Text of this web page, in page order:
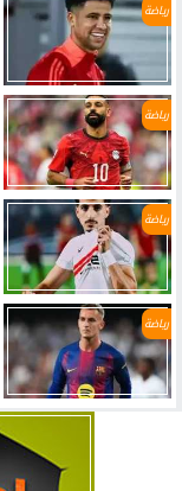
رياضة
رياضة
رياضة
رياضة